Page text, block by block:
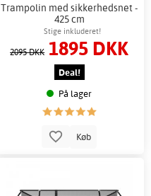
Trampolin med sikkerhedsnet -
425 cm
Stige inkluderet!
2095 DKK 1895 DKK
Deal!
På lager
Køb